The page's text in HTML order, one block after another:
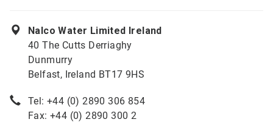
Nalco Water Limited Ireland
40 The Cutts Derriaghy
Dunmurry
Belfast, Ireland BT17 9HS
Tel: +44 (0) 2890 306 854
Fax: +44 (0) 2890 300 2